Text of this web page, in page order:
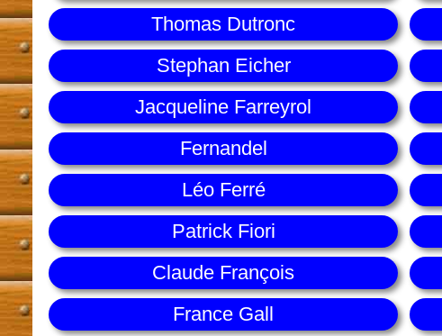
Thomas Dutronc
Stephan Eicher
Jacqueline Farreyrol
Fernandel
Léo Ferré
Patrick Fiori
Claude François
France Gall